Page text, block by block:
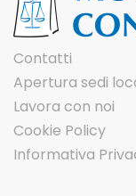
Contatti
Apertura sedi
Lavora con noi
Cookie Policy
Informativa